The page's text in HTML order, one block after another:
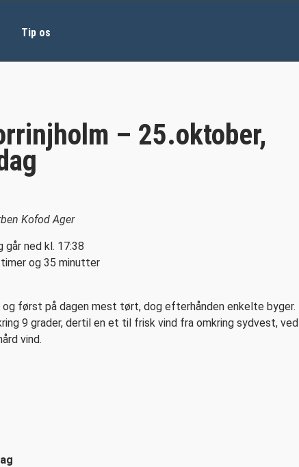
Tip os
– 25.oktober,
Kofod Ager
går ned kl. 17:38
og 35 minutter
først på dagen mest tørt, dog efterhånden enkelte byger.
9 grader, dertil en et til frisk vind fra omkring sydvest, ved
vind.